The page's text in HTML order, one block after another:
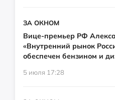
ЗА ОКНОМ
Вице-премьер РФ
«Внутренний рынок
обеспечен бензином и
5 июля 17:28